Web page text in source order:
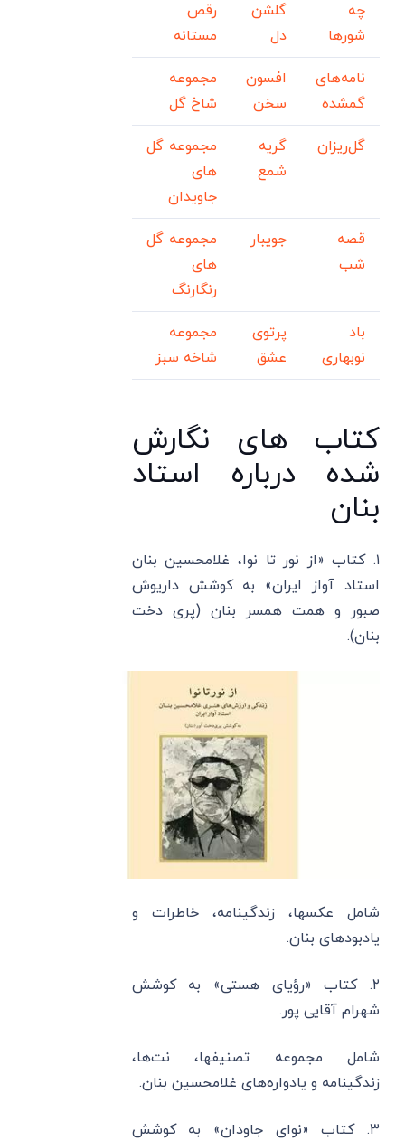
چه
شورها
گلشن
دل
رقص
مستانه
نامه‌های
گمشده
افسون
سخن
مجموعه
شاخ گل
گل‌ریزان
گریه
شمع
مجموعه گل
های
جاویدان
قصه
شب
جویبار
مجموعه گل
های
رنگارنگ
باد
نوبهاری
پرتوی
عشق
مجموعه
شاخه سبز
کتاب های نگارش
شده درباره استاد
بنان
۱. کتاب «از نور تا نوا، غلامحسین بنان
استاد آواز ایران» به کوشش داریوش
صبور و همت همسر بنان (پری دخت
بنان).
شامل عکسها، زندگینامه، خاطرات و
یادبودهای بنان.
۲. کتاب «رؤیای هستی» به کوشش
شهرام آقایی پور.
شامل مجموعه تصنیفها، نت‌ها،
زندگینامه و یادواره‌های غلامحسین بنان.
۳. کتاب «نوای جاودان» به کوشش